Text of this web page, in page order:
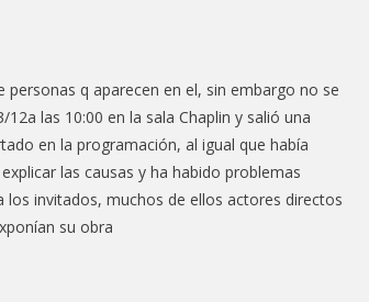
q aparecen en el, sin embargo no se
las 10:00 en la sala Chaplin y salió una
en la programación, al igual que había
las causas y ha habido problemas
invitados, muchos de ellos actores directos
su obra